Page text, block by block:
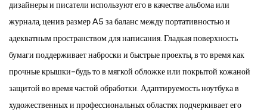
дизайнеры и писатели используют его в качестве альбома или
журнала, ценив размер A5 за баланс между портативностью и
адекватным пространством для написания. Гладкая поверхность
бумаги поддерживает наброски и быстрые проекты, в то время как
прочные крышки-будь то в мягкой обложке или покрытой кожаной
защитой во время частой обработки. Адаптируемость ноутбука в
художественных и профессиональных областях подчеркивает его